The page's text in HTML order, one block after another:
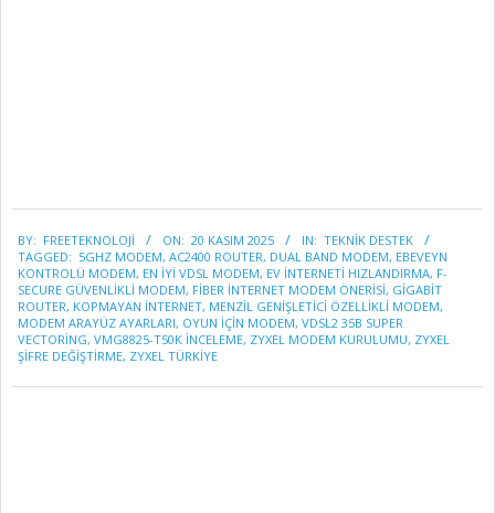
11-
20
BY: FREETEKNOLOJI ON: 20 KASIM 2025 IN: TEKNİK DESTEK
TAGGED: 5GHZ MODEM, AC2400 ROUTER, DUAL BAND MODEM, EBEVEYN
KONTROLÜ MODEM, EN IYI VDSL MODEM, EV INTERNETI HIZLANDIRMA, F-
SECURE GÜVENLIKLI MODEM, FIBER INTERNET MODEM ÖNERISI, GIGABIT
ROUTER, KOPMAYAN INTERNET, MENZIL GENIŞLETICI ÖZELLIKLI MODEM,
MODEM ARAYÜZ AYARLARI, OYUN IÇIN MODEM, VDSL2 35B SUPER
VECTORING, VMG8825-T50K INCELEME, ZYXEL MODEM KURULUMU, ZYXEL
ŞIFRE DEĞIŞTIRME, ZYXEL TÜRKIYE